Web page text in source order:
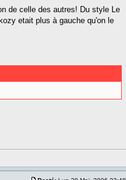
de celle des autres! Du style Le
etait plus à gauche qu'on le